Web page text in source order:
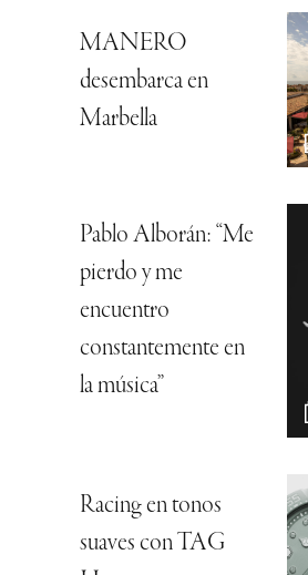
MANERO
desembarca en
Marbella
Pablo Alborán: “Me
pierdo y me
encuentro
constantemente en
la música”
Racing en tonos
suaves con TAG